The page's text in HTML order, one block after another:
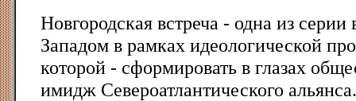
Новгородская встреча - одна из серии
Западом в рамках идеологической
которой - сформировать в глазах
имидж Североатлантического